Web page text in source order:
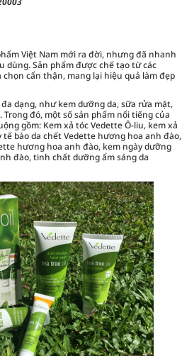
Việt Nam mới ra đời, nhưng đã nhanh
dùng. Sản phẩm được chế tạo từ các
cẩn thận, mang lại hiệu quả làm đẹp
dạng, như kem dưỡng da, sữa rửa mặt,
đó, một số sản phẩm nổi tiếng của
gồm: Kem xả tóc Vedette Ô-liu, kem xả
bào da chết Vedette hương hoa anh đào,
hương hoa anh đào, kem ngày dưỡng
đào, tinh chất dưỡng ẩm sáng da